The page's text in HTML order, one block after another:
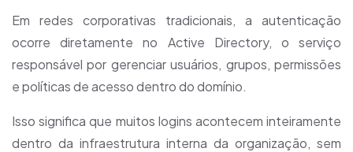
Em redes corporativas tradicionais, a autenticação
ocorre diretamente no Active Directory, o serviço
responsável por gerenciar usuários, grupos, permissões
e políticas de acesso dentro do domínio.
Isso significa que muitos logins acontecem inteiramente
dentro da infraestrutura interna da organização, sem